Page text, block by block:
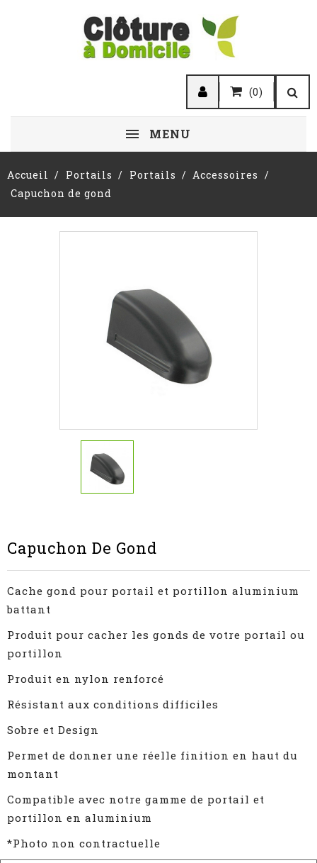
(0)
MENU
Accueil Portails Portails
Accessoires
Capuchon de gond
Capuchon De Gond
Cache gond pour portail et portillon aluminium
battant
Produit pour cacher les gonds de votre portail ou
portillon
Produit en nylon renforcé
Résistant aux conditions difficiles
Sobre et Design
Permet de donner une réelle finition en haut du
montant
Compatible avec notre gamme de portail et
portillon en aluminium
*Photo non contractuelle